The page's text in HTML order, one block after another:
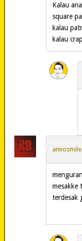
Kalau
square
kalau
kalau
annosmile
mesakke
terdesak